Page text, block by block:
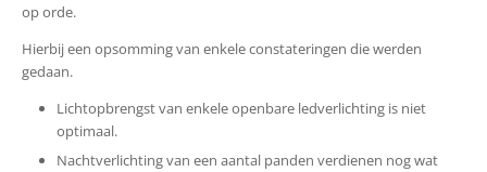
op orde.
Hierbij een opsomming van enkele constateringen die werden
gedaan.
Lichtopbrengst van enkele openbare ledverlichting is niet
optimaal.
Nachtverlichting van een aantal panden verdienen nog wat